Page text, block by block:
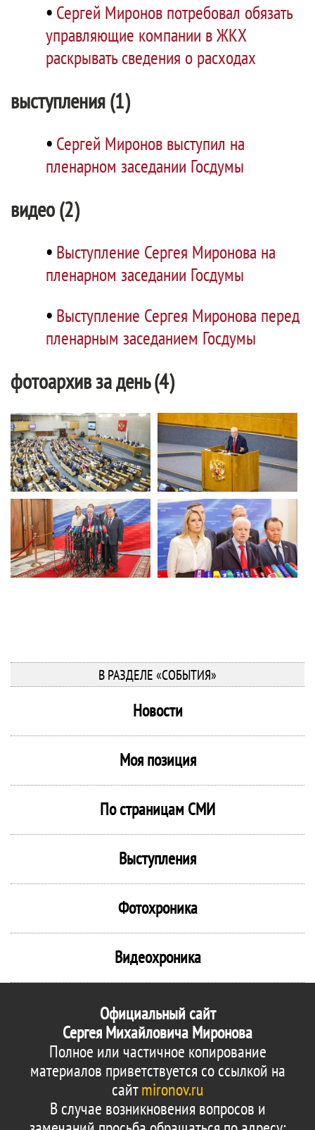
• Сергей Миронов потребовал обязать
управляющие компании в ЖКХ
раскрывать сведения о расходах
выступления (1)
• Сергей Миронов выступил на
пленарном заседании Госдумы
видео (2)
• Выступление Сергея Миронова на
пленарном заседании Госдумы
• Выступление Сергея Миронова перед
пленарным заседанием Госдумы
фотоархив за день (4)
В РАЗДЕЛЕ «СОБЫТИЯ»
Новости
Моя позиция
По страницам СМИ
Выступления
Фотохроника
Видеохроника
Официальный сайт
Сергея Михайловича Миронова
Полное или частичное копирование
материалов приветствуется со ссылкой на
сайтmironov.ru
В случае возникновения вопросов и